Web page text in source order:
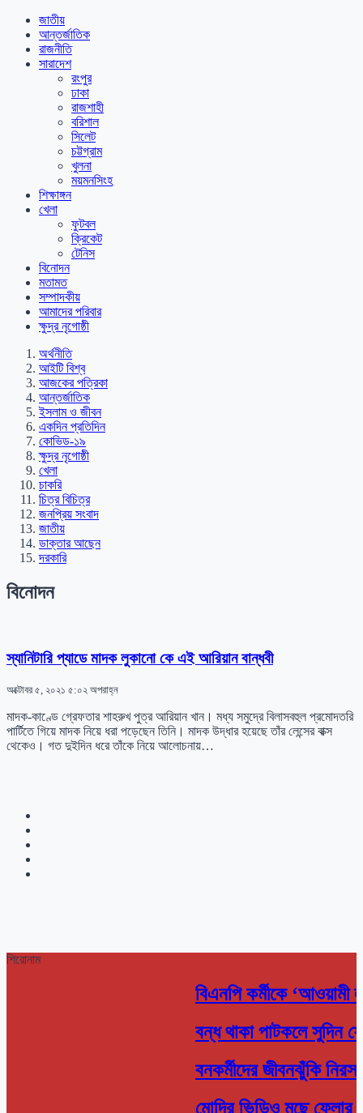
জাতীয়
আন্তর্জাতিক
রাজনীতি
সারাদেশ
রংপুর
ঢাকা
রাজশাহী
বরিশাল
সিলেট
চট্টগ্রাম
খুলনা
ময়মনসিংহ
শিক্ষাঙ্গন
খেলা
ফুটবল
ক্রিকেট
টেনিস
বিনোদন
মতামত
সম্পাদকীয়
আমাদের পরিবার
ক্ষুদ্র নৃগোষ্ঠী
অর্থনীতি
আইটি বিশ্ব
আজকের পত্রিকা
আন্তর্জাতিক
ইসলাম ও জীবন
একদিন প্রতিদিন
কোভিড-১৯
ক্ষুদ্র নৃগোষ্ঠী
খেলা
চাকরি
চিত্র বিচিত্র
জনপ্রিয় সংবাদ
জাতীয়
ডাক্তার আছেন
দরকারি
বিনোদন
স্যানিটারি প্যাডে মাদক লুকানো কে এই আরিয়ান বান্ধবী
অক্টোবর ৫, ২০২১ ৫:০২ অপরাহ্ন
মাদক-কাণ্ডে গ্রেফতার শাহরুখ পুত্র আরিয়ান খান। মধ্য সমুদ্রে বিলাসবহুল প্রমোদতরি
পার্টিতে গিয়ে মাদক নিয়ে ধরা পড়েছেন তিনি। মাদক উদ্ধার হয়েছে তাঁর লেন্সের বাক্স
থেকেও। গত দুইদিন ধরে তাঁকে নিয়ে আলোচনায়…
শিরোনাম
বিএনপি কর্মীকে ‘আওয়ামী
বন্ধ থাকা পাটকলে সুদিন
বনকর্মীদের জীবনঝুঁকি
মোদির ভিডিও মুছে ফেলার